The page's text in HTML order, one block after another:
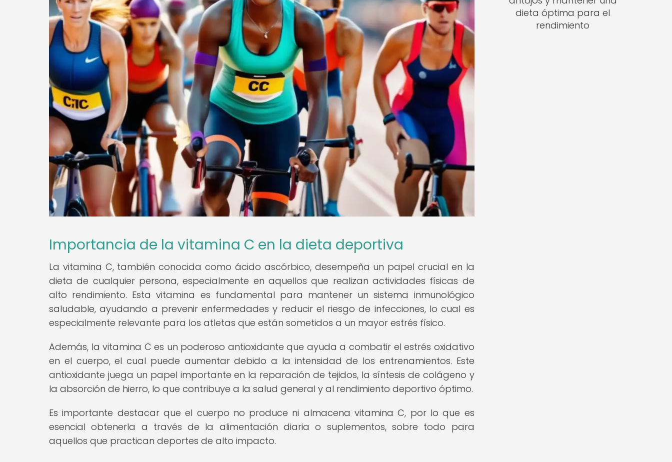
Importancia de la vitamina C en la dieta deportiva
La vitamina C, también conocida como ácido ascórbico, desempeña un papel crucial en la
dieta de cualquier persona, especialmente en aquellos que realizan actividades físicas de
alto rendimiento. Esta vitamina es fundamental para mantener un sistema inmunológico
saludable, ayudando a prevenir enfermedades y reducir el riesgo de infecciones, lo cual es
especialmente relevante para los atletas que están sometidos a un mayor estrés físico.
Además, la vitamina C es un poderoso antioxidante que ayuda a combatir el estrés oxidativo
en el cuerpo, el cual puede aumentar debido a la intensidad de los entrenamientos. Este
antioxidante juega un papel importante en la reparación de tejidos, la síntesis de colágeno y
la absorción de hierro, lo que contribuye a la salud general y al rendimiento deportivo óptimo.
Es importante destacar que el cuerpo no produce ni almacena vitamina C, por lo que es
esencial obtenerla a través de la alimentación diaria o suplementos, sobre todo para
aquellos que practican deportes de alto impacto.
dieta óptima para el
rendimiento